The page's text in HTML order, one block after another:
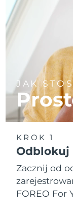
JAK
KROK 1
Odblokuj
Zacznij od
FOREO For